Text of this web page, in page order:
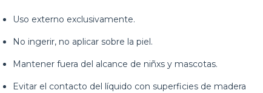
Uso externo exclusivamente.
No ingerir, no aplicar sobre la piel.
Mantener fuera del alcance de niñxs y mascotas.
Evitar el contacto del líquido con superficies de madera